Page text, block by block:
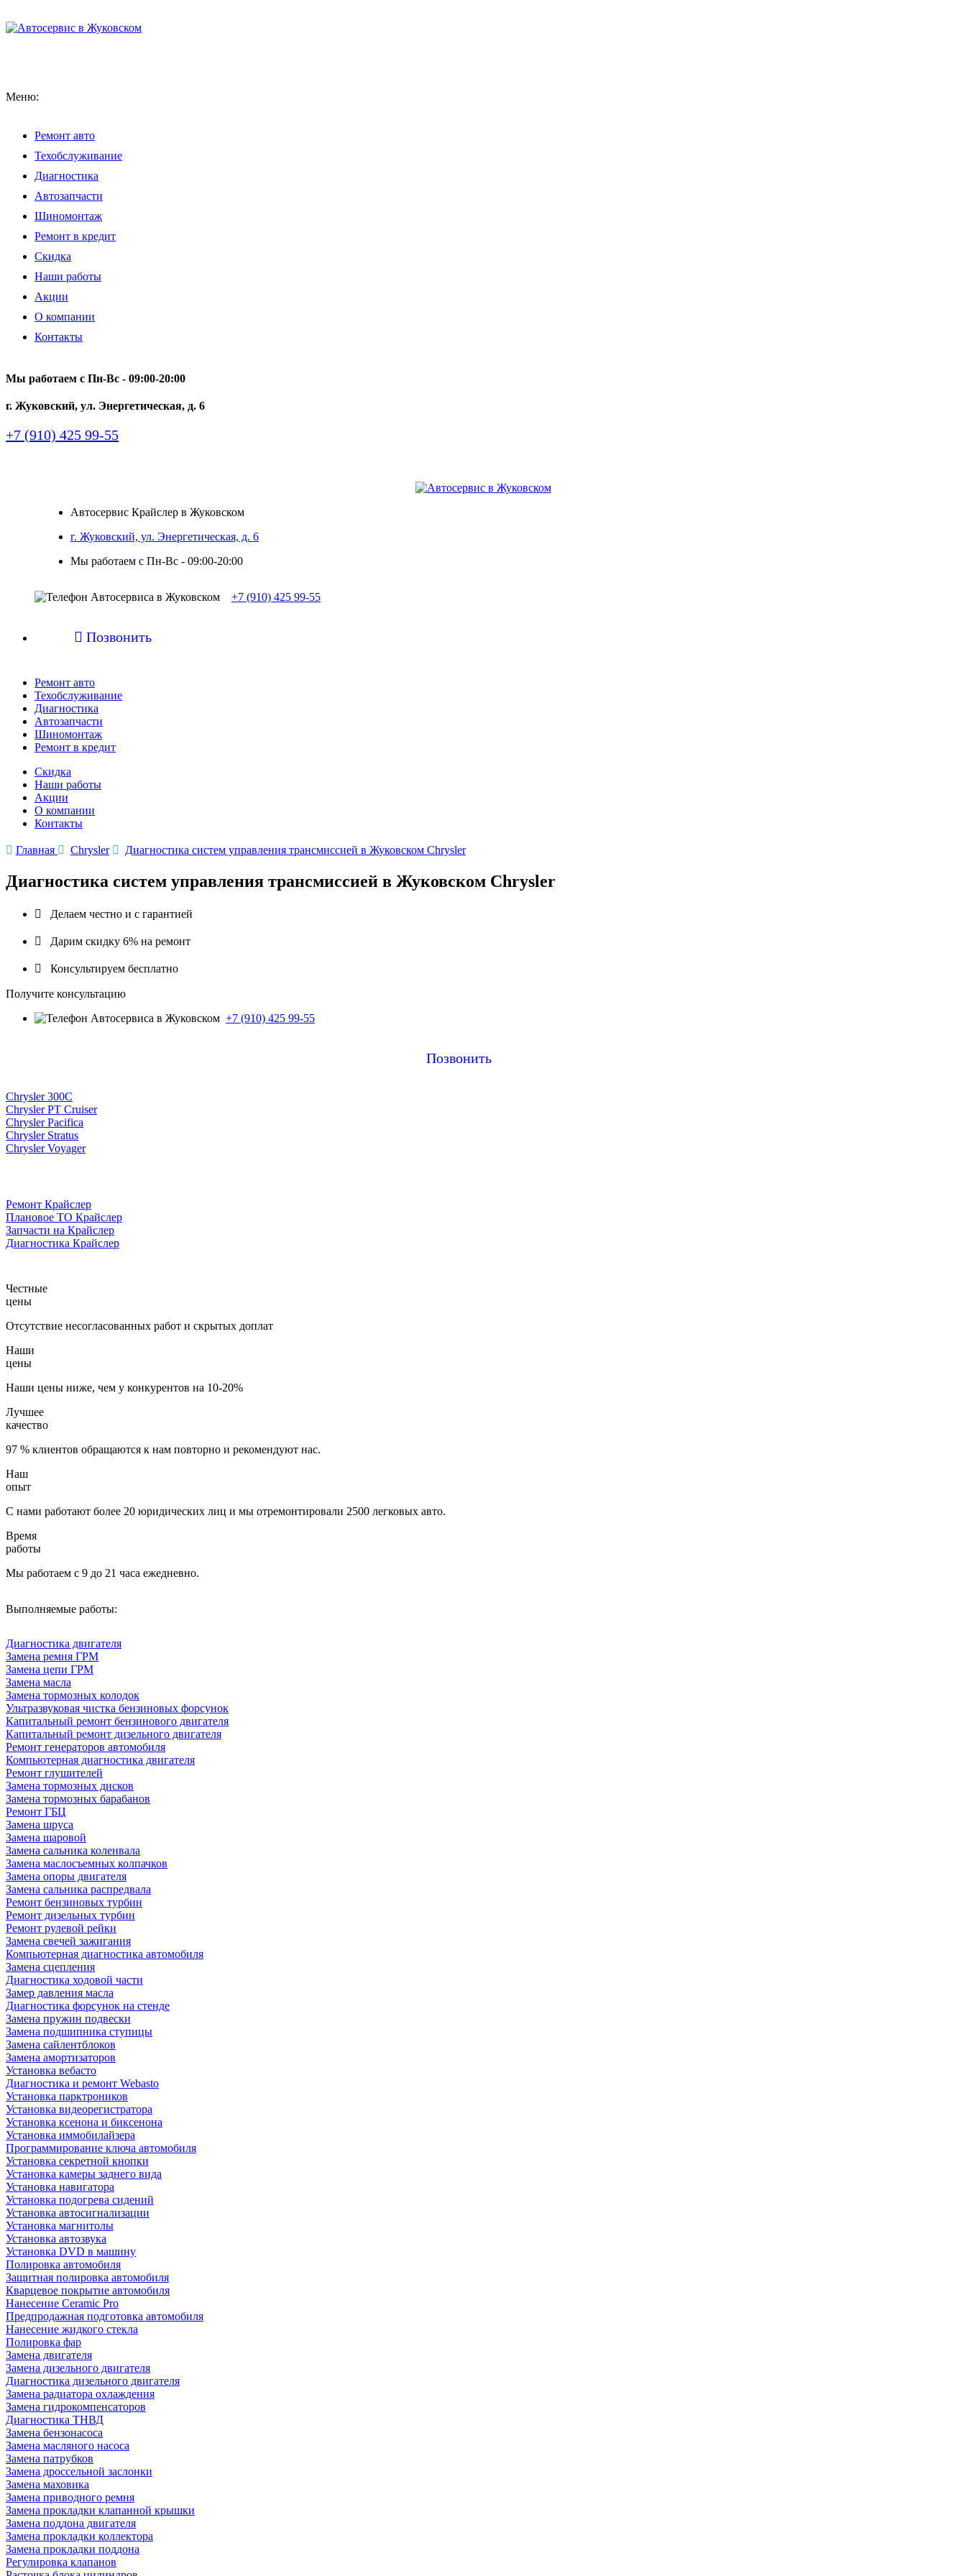
Меню:
Ремонт авто
Техобслуживание
Диагностика
Автозапчасти
Шиномонтаж
Ремонт в кредит
Скидка
Наши работы
Акции
О компании
Контакты
Мы работаем с Пн-Вc - 09:00-20:00
г. Жуковский, ул. Энергетическая, д. 6
+7 (910) 425 99-55
Автосервис Крайслер в Жуковском
г. Жуковский, ул. Энергетическая, д. 6
Мы работаем с Пн-Вc - 09:00-20:00
+7 (910) 425 99-55
 Позвонить
Ремонт авто
Техобслуживание
Диагностика
Автозапчасти
Шиномонтаж
Ремонт в кредит
Скидка
Наши работы
Акции
О компании
Контакты
 Главная  Chrysler  Диагностика систем управления трансмиссией в Жуковском Chrysler
Диагностика систем управления трансмиссией в Жуковском Chrysler
 Делаем честно и с гарантией
 Дарим скидку 6% на ремонт
 Консультируем бесплатно
Получите консультацию
+7 (910) 425 99-55
Позвонить
Chrysler 300C
Chrysler PT Cruiser
Chrysler Pacifica
Chrysler Stratus
Chrysler Voyager
Ремонт Крайслер
Плановое ТО Крайслер
Запчасти на Крайслер
Диагностика Крайслер
Честные
цены
Отсутствие несогласованных работ и скрытых доплат
Наши
цены
Наши цены ниже, чем у конкурентов на 10-20%
Лучшее
качество
97 % клиентов обращаются к нам повторно и рекомендуют нас.
Наш
опыт
С нами работают более 20 юридических лиц и мы отремонтировали 2500 легковых авто.
Время
работы
Мы работаем с 9 до 21 часа ежедневно.
Выполняемые работы:
Диагностика двигателя
Замена ремня ГРМ
Замена цепи ГРМ
Замена масла
Замена тормозных колодок
Ультразвуковая чистка бензиновых форсунок
Капитальный ремонт бензинового двигателя
Капитальный ремонт дизельного двигателя
Ремонт генераторов автомобиля
Компьютерная диагностика двигателя
Ремонт глушителей
Замена тормозных дисков
Замена тормозных барабанов
Ремонт ГБЦ
Замена шруса
Замена шаровой
Замена сальника коленвала
Замена маслосъемных колпачков
Замена опоры двигателя
Замена сальника распредвала
Ремонт бензиновых турбин
Ремонт дизельных турбин
Ремонт рулевой рейки
Замена свечей зажигания
Компьютерная диагностика автомобиля
Замена сцепления
Диагностика ходовой части
Замер давления масла
Диагностика форсунок на стенде
Замена пружин подвески
Замена подшипника ступицы
Замена сайлентблоков
Замена амортизаторов
Установка вебасто
Диагностика и ремонт Webasto
Установка парктроников
Установка видеорегистратора
Установка ксенона и биксенона
Установка иммобилайзера
Программирование ключа автомобиля
Установка секретной кнопки
Установка камеры заднего вида
Установка навигатора
Установка подогрева сидений
Установка автосигнализации
Установка магнитолы
Установка автозвука
Установка DVD в машину
Полировка автомобиля
Защитная полировка автомобиля
Кварцевое покрытие автомобиля
Нанесение Ceramic Pro
Предпродажная подготовка автомобиля
Нанесение жидкого стекла
Полировка фар
Замена двигателя
Замена дизельного двигателя
Диагностика дизельного двигателя
Замена радиатора охлаждения
Замена гидрокомпенсаторов
Диагностика ТНВД
Замена бензонасоса
Замена масляного насоса
Замена патрубков
Замена дроссельной заслонки
Замена маховика
Замена приводного ремня
Замена прокладки клапанной крышки
Замена поддона двигателя
Замена прокладки коллектора
Замена прокладки поддона
Регулировка клапанов